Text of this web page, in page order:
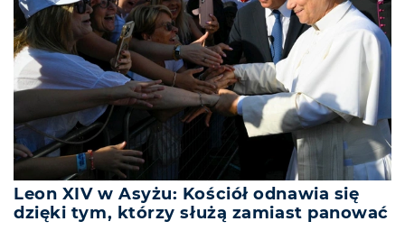
Leon XIV w Asyżu: Kościół odnawia się
dzięki tym, którzy służą zamiast panować